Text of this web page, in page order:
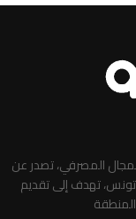
المصرفي، تصدر عن
تهدف إلى تقديم